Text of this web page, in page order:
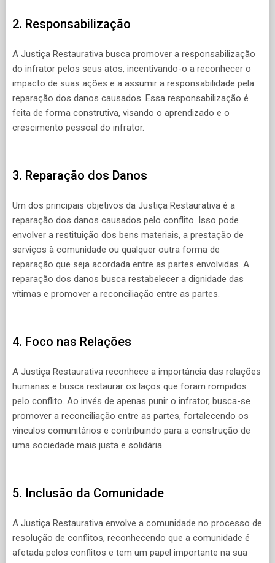
2. Responsabilização
A Justiça Restaurativa busca promover a responsabilização
do infrator pelos seus atos, incentivando-o a reconhecer o
impacto de suas ações e a assumir a responsabilidade pela
reparação dos danos causados. Essa responsabilização é
feita de forma construtiva, visando o aprendizado e o
crescimento pessoal do infrator.
3. Reparação dos Danos
Um dos principais objetivos da Justiça Restaurativa é a
reparação dos danos causados pelo conflito. Isso pode
envolver a restituição dos bens materiais, a prestação de
serviços à comunidade ou qualquer outra forma de
reparação que seja acordada entre as partes envolvidas. A
reparação dos danos busca restabelecer a dignidade das
vítimas e promover a reconciliação entre as partes.
4. Foco nas Relações
A Justiça Restaurativa reconhece a importância das relações
humanas e busca restaurar os laços que foram rompidos
pelo conflito. Ao invés de apenas punir o infrator, busca-se
promover a reconciliação entre as partes, fortalecendo os
vínculos comunitários e contribuindo para a construção de
uma sociedade mais justa e solidária.
5. Inclusão da Comunidade
A Justiça Restaurativa envolve a comunidade no processo de
resolução de conflitos, reconhecendo que a comunidade é
afetada pelos conflitos e tem um papel importante na sua